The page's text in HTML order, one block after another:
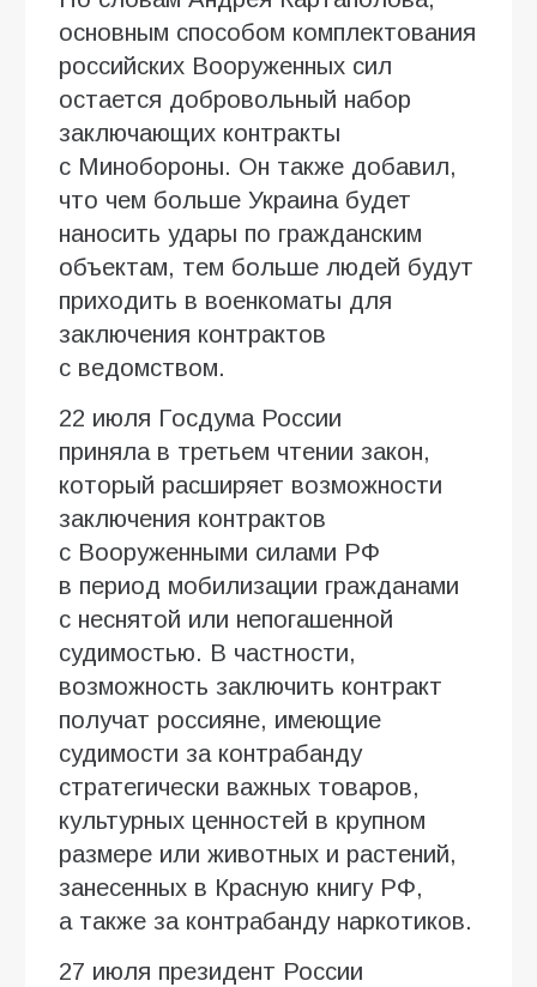
основным способом комплектования
российских Вооруженных сил
остается добровольный набор
заключающих контракты
с Минобороны. Он также добавил,
что чем больше Украина будет
наносить удары по гражданским
объектам, тем больше людей будут
приходить в военкоматы для
заключения контрактов
с ведомством.
22 июля Госдума России
приняла в третьем чтении закон,
который расширяет возможности
заключения контрактов
с Вооруженными силами РФ
в период мобилизации гражданами
с неснятой или непогашенной
судимостью. В частности,
возможность заключить контракт
получат россияне, имеющие
судимости за контрабанду
стратегически важных товаров,
культурных ценностей в крупном
размере или животных и растений,
занесенных в Красную книгу РФ,
а также за контрабанду наркотиков.
27 июля президент России